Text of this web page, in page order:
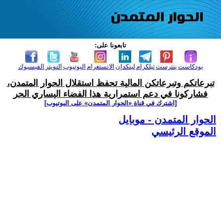
تابعونا على:
الفيسبوك التويتر اليوتيوب الانستغرام لينكدإن تيلكرامبنترست بودكاست
تبرعاتكم وتبرعاتكن المالية تحفظ استقلال الحوار المتمدن،
فشاركونا في دعم استمرارية هذا الفضاء اليساري الحر
[اشترك في قناة ‫«الحوار المتمدن» على اليوتيوب]
الحوار المتمدن - موبايل
الموقع الرئيسي